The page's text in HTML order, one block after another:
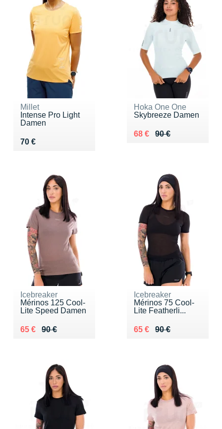
Millet
Intense Pro Light
Damen
70 €
Vendu 70 €
Hoka One One
Skybreeze Damen
90 €
Au lieu de 90 €
68 €
Vendu 68 €
Icebreaker
Mérinos 125 Cool-
Lite Speed Damen
90 €
Au lieu de 90 €
65 €
Vendu 65 €
Icebreaker
Mérinos 75 Cool-
Lite Featherli...
90 €
Au lieu de 90 €
65 €
Vendu 65 €